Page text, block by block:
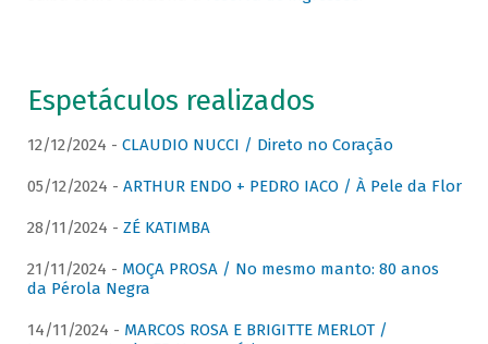
Espetáculos realizados
12/12/2024 - CLAUDIO NUCCI / Direto no Coração
05/12/2024 - ARTHUR ENDO + PEDRO IACO / À Pele da Flor
28/11/2024 - ZÉ KATIMBA
21/11/2024 - MOÇA PROSA / No mesmo manto: 80 anos
da Pérola Negra
14/11/2024 - MARCOS ROSA E BRIGITTE MERLOT /